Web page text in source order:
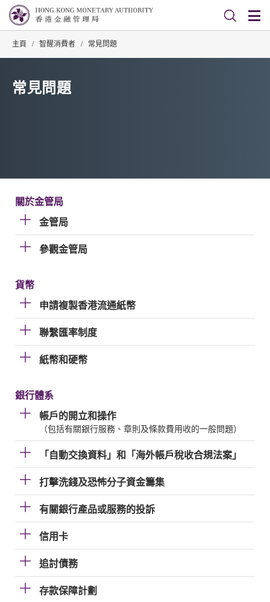
主頁 / 智醒消費者 / 常見問題
常見問題
關於金管局
金管局
參觀金管局
貨幣
申請複製香港流通紙幣
聯繫匯率制度
紙幣和硬幣
銀行體系
帳戶的開立和操作
（包括有關銀行服務、章則及條款費用收的一般問題）
「自動交換資料」和「海外帳戶稅收合規法案」
打擊洗錢及恐怖分子資金籌集
有關銀行產品或服務的投訴
信用卡
追討債務
存款保障計劃